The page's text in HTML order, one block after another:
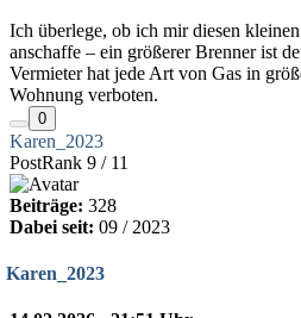
Ich überlege, ob ich mir diesen
anschaffe – ein größerer Brenner ist
Vermieter hat jede Art von Gas in
Wohnung verboten.
0
Karen_2023
PostRank 9 / 11
Beiträge: 328
Dabei seit: 09 / 2023
Karen_2023